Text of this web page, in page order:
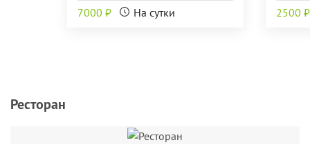
7000 ₽ На сутки 2500 ₽
Ресторан